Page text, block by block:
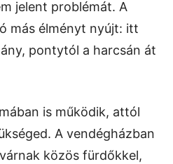
jelent problémát. A
más élményt nyújt: itt
pontytól a harcsán át
is működik, attól
A vendégházban
közös fürdőkkel,